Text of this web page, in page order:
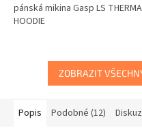
pánská mikina Gasp LS
HOODIE
ZOBRAZIT
Popis Podobné (12)